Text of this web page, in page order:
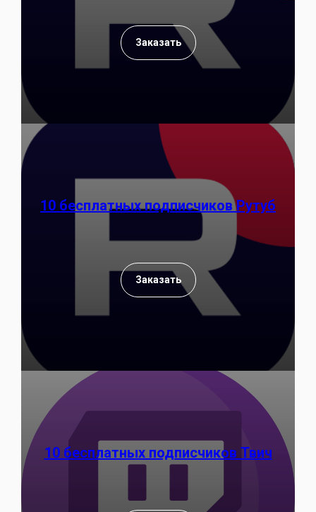
Заказать
10 бесплатных подписчиков Рутуб
Заказать
10 бесплатных подписчиков Твич